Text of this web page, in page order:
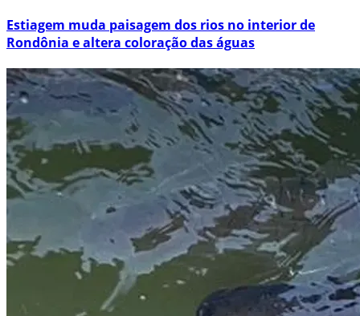
Estiagem muda paisagem dos rios no interior de
Rondônia e altera coloração das águas